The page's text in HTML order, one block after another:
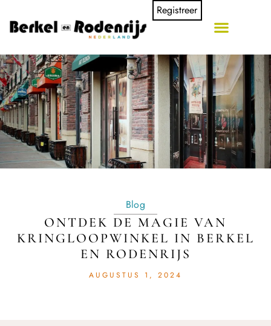
Registreer
Blog
ONTDEK DE MAGIE VAN
KRINGLOOPWINKEL IN BERKEL
EN RODENRIJS
AUGUSTUS 1, 2024